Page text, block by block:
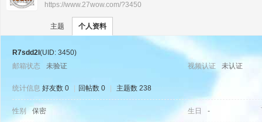
› ›
https://www.27wow.com/?3450
主题 个人资料
R7sdd2l (UID: 3450)
邮箱状态
未验证 视频认证 未认证
统计信息 好友数 0 回帖数 0 主题数 238
性别 保密 生日 -